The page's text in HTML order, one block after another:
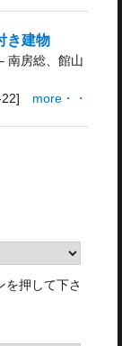
き建物
南房総、館山
22] more・・
を押して下さ